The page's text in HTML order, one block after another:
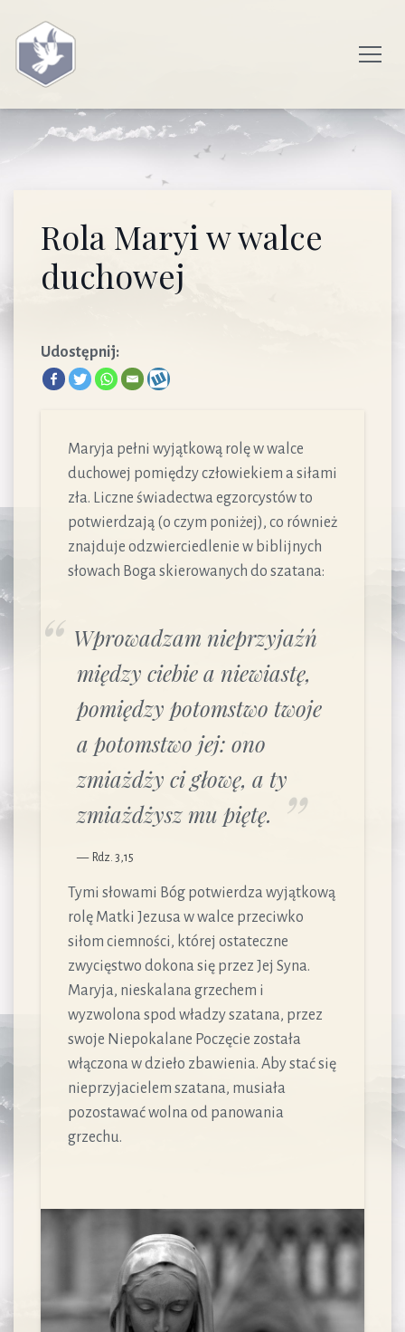
Rola Maryi w walce
duchowej
Udostępnij:
Maryja pełni wyjątkową rolę w walce
duchowej pomiędzy człowiekiem a siłami
zła. Liczne świadectwa egzorcystów to
potwierdzają (o czym poniżej), co również
znajduje odzwierciedlenie w biblijnych
słowach Boga skierowanych do szatana:
Wprowadzam nieprzyjaźń
między ciebie a niewiastę,
pomiędzy potomstwo twoje
a potomstwo jej: ono
zmiażdży ci głowę, a ty
zmiażdżysz mu piętę.
Rdz. 3,15
Tymi słowami Bóg potwierdza wyjątkową
rolę Matki Jezusa w walce przeciwko
siłom ciemności, której ostateczne
zwycięstwo dokona się przez Jej Syna.
Maryja, nieskalana grzechem i
wyzwolona spod władzy szatana, przez
swoje Niepokalane Poczęcie została
włączona w dzieło zbawienia. Aby stać się
nieprzyjacielem szatana, musiała
pozostawać wolna od panowania
grzechu.